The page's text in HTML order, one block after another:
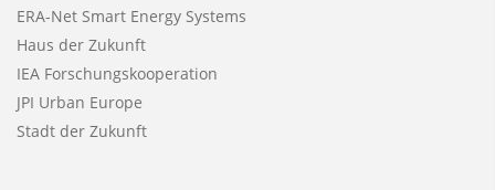
ERA-Net Smart Energy Systems
Haus der Zukunft
IEA Forschungskooperation
JPI Urban Europe
Stadt der Zukunft